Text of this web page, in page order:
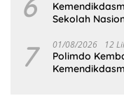
Sekolah
7 01/08/2026 12
Polimdo